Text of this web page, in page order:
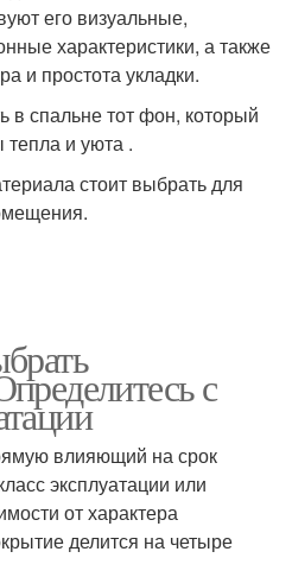
его визуальные,
характеристики, а также
и простота укладки.
в спальне тот фон, который
и уюта .
стоит выбрать для
с
влияющий на срок
эксплуатации или
от характера
делится на четыре